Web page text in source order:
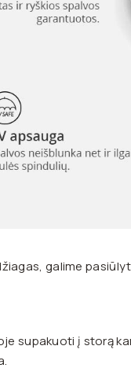
galime
supakuoti į storą